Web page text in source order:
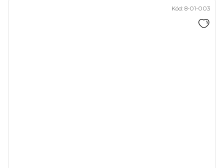
Kód: 8-01-003